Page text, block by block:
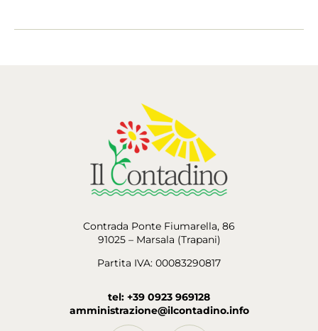
Contrada Ponte Fiumarella, 86
91025 – Marsala (Trapani)
Partita IVA: 00083290817
tel: +39 0923 969128
amministrazione@ilcontadino.info